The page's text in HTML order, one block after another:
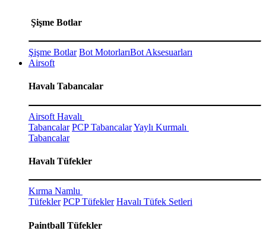
Şişme Botlar
Şişme Botlar Bot MotorlarıBot Aksesuarları
Airsoft
Havalı Tabancalar
Airsoft Havalı
Tabancalar PCP TabancalarYaylı Kurmalı
Tabancalar
Havalı Tüfekler
Kırma Namlu
Tüfekler PCP Tüfekler Havalı Tüfek Setleri
Paintball Tüfekler